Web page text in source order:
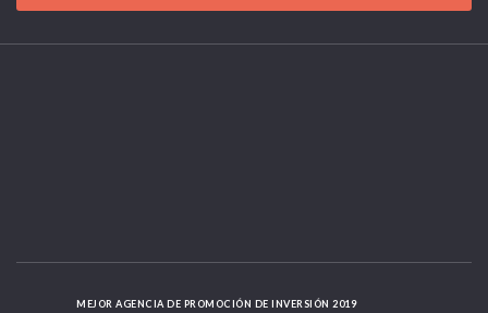
MEJOR AGENCIA DE PROMOCIÓN DE INVERSIÓN 2019